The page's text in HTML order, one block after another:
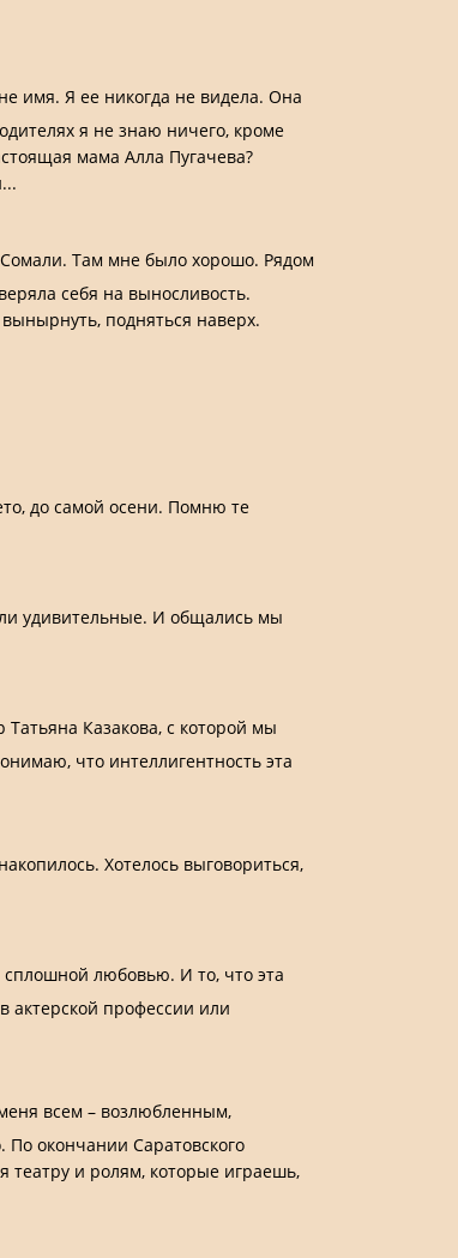
имя. Я ее никогда не видела. Она
я не знаю ничего, кроме
мама Алла Пугачева?
Там мне было хорошо. Рядом
себя на выносливость.
подняться наверх.
до самой осени. Помню те
удивительные. И общались мы
Казакова, с которой мы
что интеллигентность эта
Хотелось выговориться,
любовью. И то, что эта
актерской профессии или
всем – возлюбленным,
По окончании Саратовского
театру и ролям, которые играешь,